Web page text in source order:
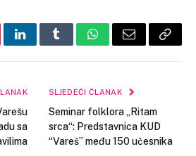
LinkedInTumblrWhatsApp
Email Copy
sa
SLJEDEĆI ČLANAK
Seminar folklora „Ritam
srca“: Predstavnica KUD
“Vareš” među 150 učesnika